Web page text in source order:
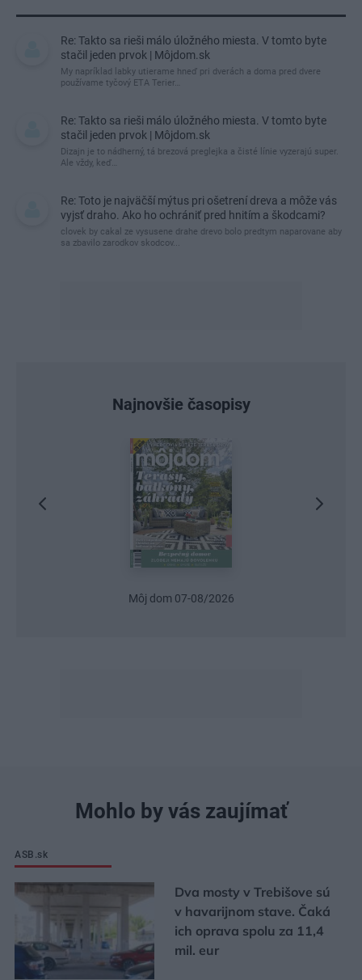
Re: Takto sa rieši málo úložného miesta. V tomto byte
stačil jeden prvok | Môjdom.sk
My napríklad labky utierame hneď pri dverách a doma pred dvere
používame tyčový ETA Terier…
Re: Takto sa rieši málo úložného miesta. V tomto byte
stačil jeden prvok | Môjdom.sk
Dizajn je to nádherný, tá brezová preglejka a čisté línie vyzerajú super.
Ale vždy, keď…
Re: Toto je najväčší mýtus pri ošetrení dreva a môže vás
vyjsť draho. Ako ho ochrániť pred hnitím a škodcami?
clovek by cakal ze vysusene drahe drevo bolo predtym naparovane aby
sa zbavilo zarodkov skodcov...
Najnovšie časopisy
Urob si sám 6/2026
Mohlo by vás zaujímať
ASB.sk
Dva mosty v Trebišove sú
v havarijnom stave. Čaká
ich oprava spolu za 11,4
mil. eur